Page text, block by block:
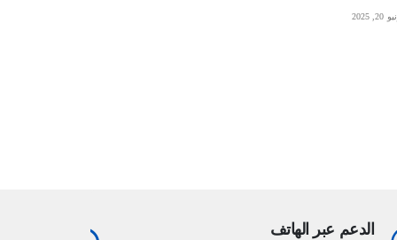
2025
الدعم عبر الهاتف